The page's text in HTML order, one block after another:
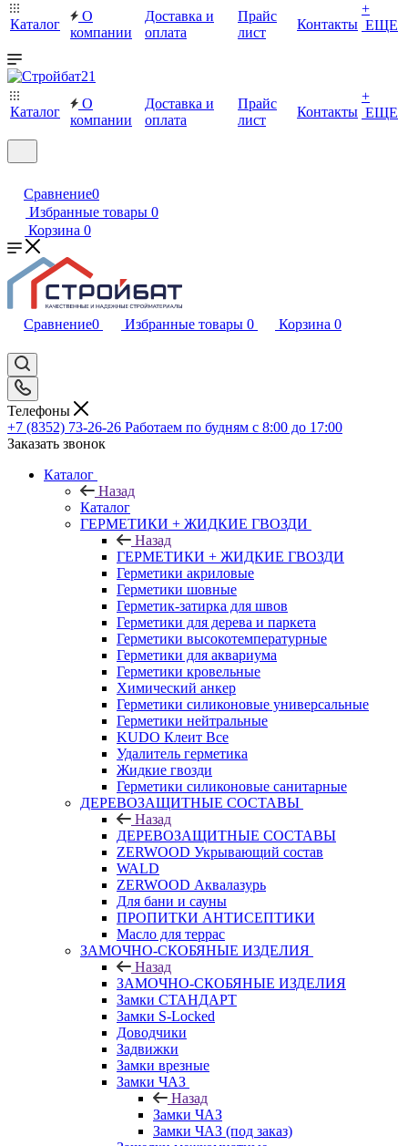
Каталог
О
компании
Доставка и
оплата
Прайс
лист
Контакты
+
ЕЩЕ
Каталог
О
компании
Доставка и
оплата
Прайс
лист
Контакты
+
ЕЩЕ
Сравнение0
Избранные товары 0
Корзина 0
Сравнение0 Избранные товары 0 Корзина 0
Телефоны
+7 (8352) 73-26-26 Работаем по будням с 8:00 до 17:00
Заказать звонок
Каталог
Назад
Каталог
ГЕРМЕТИКИ + ЖИДКИЕ ГВОЗДИ
Назад
ГЕРМЕТИКИ + ЖИДКИЕ ГВОЗДИ
Герметики акриловые
Герметики шовные
Герметик-затирка для швов
Герметики для дерева и паркета
Герметики высокотемпературные
Герметики для аквариума
Герметики кровельные
Химический анкер
Герметики силиконовые универсальные
Герметики нейтральные
KUDO Клеит Все
Удалитель герметика
Жидкие гвозди
Герметики силиконовые санитарные
ДЕРЕВОЗАЩИТНЫЕ СОСТАВЫ
Назад
ДЕРЕВОЗАЩИТНЫЕ СОСТАВЫ
ZERWOOD Укрывающий состав
WALD
ZERWOOD Аквалазурь
Для бани и сауны
ПРОПИТКИ АНТИСЕПТИКИ
Масло для террас
ЗАМОЧНО-СКОБЯНЫЕ ИЗДЕЛИЯ
Назад
ЗАМОЧНО-СКОБЯНЫЕ ИЗДЕЛИЯ
Замки СТАНДАРТ
Замки S-Locked
Доводчики
Задвижки
Замки врезные
Замки ЧАЗ
Назад
Замки ЧАЗ
Замки ЧАЗ (под заказ)